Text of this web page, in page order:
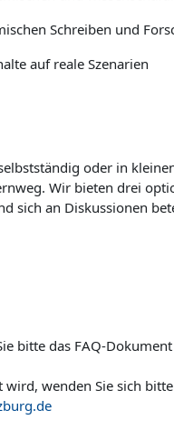
Schreiben und
auf reale Szenarien
oder in
Wir bieten drei
sich an Diskussionen
bitte das FAQ-
wenden Sie sich